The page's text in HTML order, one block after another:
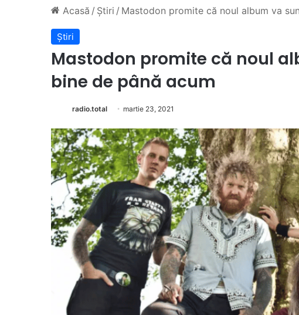
Acasă / Știri / Mastodon promite că noul album va
Știri
Mastodon promite că noul
bine de până acum
radio.total martie 23, 2021